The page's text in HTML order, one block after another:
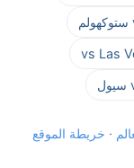
· خريطة الموقع